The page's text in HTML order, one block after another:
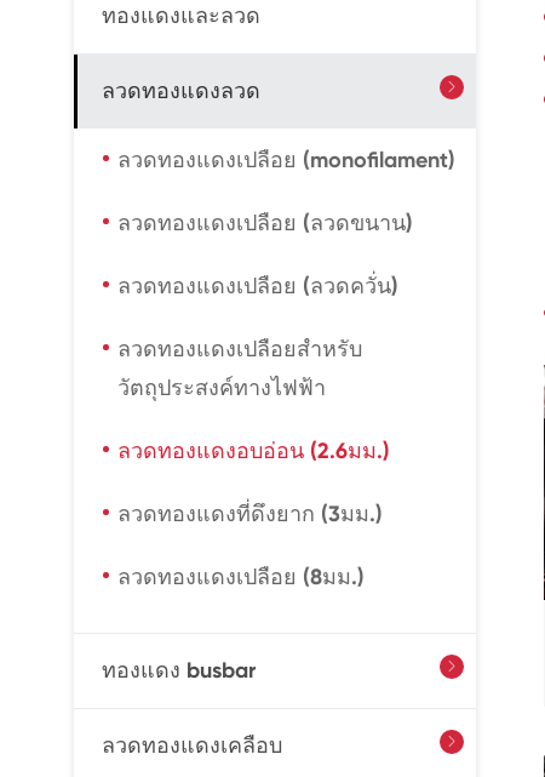
ทองแดงและลวด
ลวดทองแดงลวด 
ลวดทองแดงเปลือย (monofilament)
ลวดทองแดงเปลือย (ลวดขนาน)
ลวดทองแดงเปลือย (ลวดควั่น)
ลวดทองแดงเปลือยสำหรับ
วัตถุประสงค์ทางไฟฟ้า
ลวดทองแดงอบอ่อน (2.6มม.)
ลวดทองแดงที่ดึงยาก (3มม.)
ลวดทองแดงเปลือย (8มม.)
ทองแดง busbar 
ลวดทองแดงเคลือบ 